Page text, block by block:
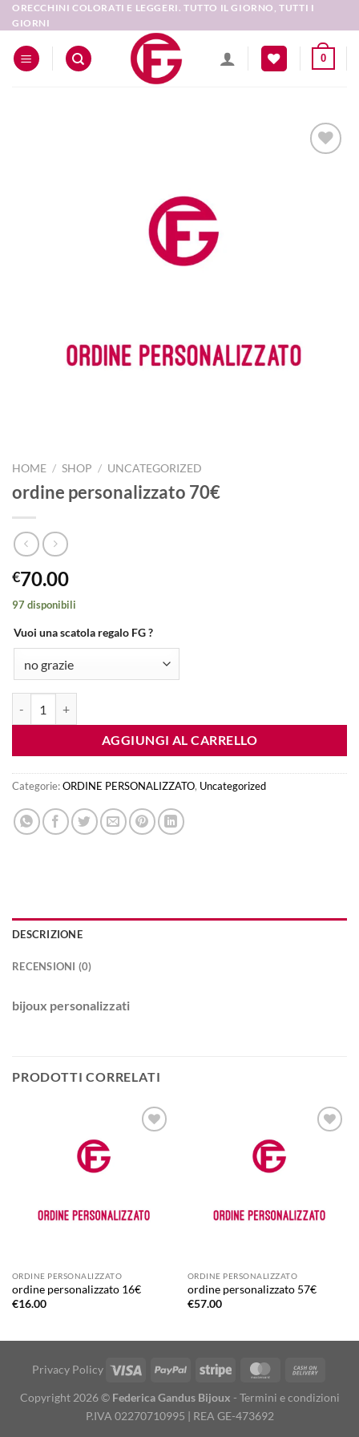
Salta
ai
contenuti
ORECCHINI COLORATI E LEGGERI. TUTTO IL GIORNO, TUTTI I
GIORNI
0
HOME / SHOP / UNCATEGORIZED
ordine personalizzato 70€
€70.00
97 disponibili
Vuoi una scatola regalo FG ?
AGGIUNGI AL CARRELLO
Categorie:ORDINE PERSONALIZZATO, Uncategorized
DESCRIZIONE
RECENSIONI (0)
bijoux personalizzati
PRODOTTI CORRELATI
ORDINE PERSONALIZZATO
ordine personalizzato 16€
€16.00
ORDINE PERSONALIZZATO
ordine personalizzato 57€
€57.00
Privacy Policy Visa PayPal Stripe MasterCard
Copyright 2026 © Federica Gandus Bijoux - Termini e condizioni
P.IVA 02270710995 | REA GE-473692